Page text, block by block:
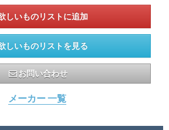
しいものリストを見る
お問い合わせ
メーカー 一覧